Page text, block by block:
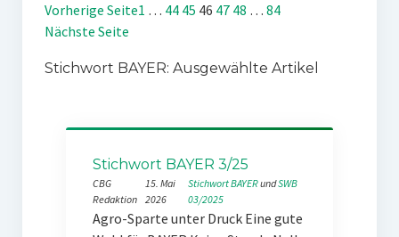
Vorherige Seite1 … 44 45 46 47 48 … 84
Nächste Seite
Stichwort BAYER: Ausgewählte Artikel
Stichwort BAYER 3/25
CBG
Redaktion
15. Mai
2026
Stichwort BAYER und SWB
03/2025
Agro-Sparte unter Druck Eine gute